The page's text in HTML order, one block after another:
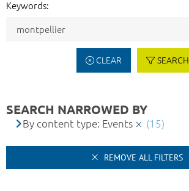
Keywords:
CLEAR SEARCH
SEARCH NARROWED BY
By content type: Events (15)
REMOVE ALL FILTERS